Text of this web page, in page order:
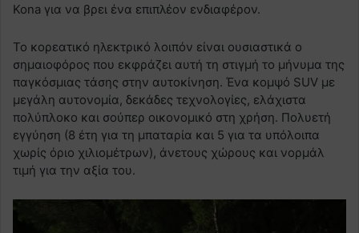
Kona για να βρει ένα επιπλέον ενδιαφέρον.
Το κορεατικό ηλεκτρικό λοιπόν είναι ουσιαστικά ο
σημαιοφόρος που εκφράζει αυτή τη στιγμή το μήνυμα της
παγκόσμιας τάσης στην αυτοκίνηση. Ένα κομψό SUV με
μεγάλη αυτονομία, δεκάδες τεχνολογίες, ελάχιστα
πολύπλοκο και σούπερ οικονομικό στη χρήση. Πολυετή
εγγύηση (8 έτη για τη μπαταρία και 5 για τα υπόλοιπα
χωρίς όριο χιλιομέτρων), άνετους χώρους και νορμάλ
τιμή για την αξία του.